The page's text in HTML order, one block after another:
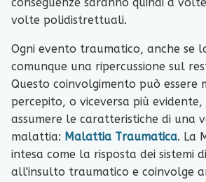
conseguenze saranno quindi a
volte polidistrettuali.
Ogni evento traumatico, anche se
comunque una ripercussione sul
Questo coinvolgimento può essere
percepito, o viceversa più
assumere le caratteristiche di una
malattia: Malattia Traumatica. La
intesa come la risposta dei sistemi
all'insulto traumatico e coinvolge